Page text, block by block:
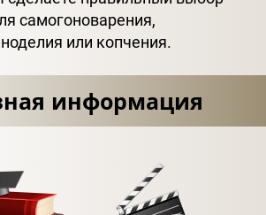
самогоноварения,
или копчения.
информация